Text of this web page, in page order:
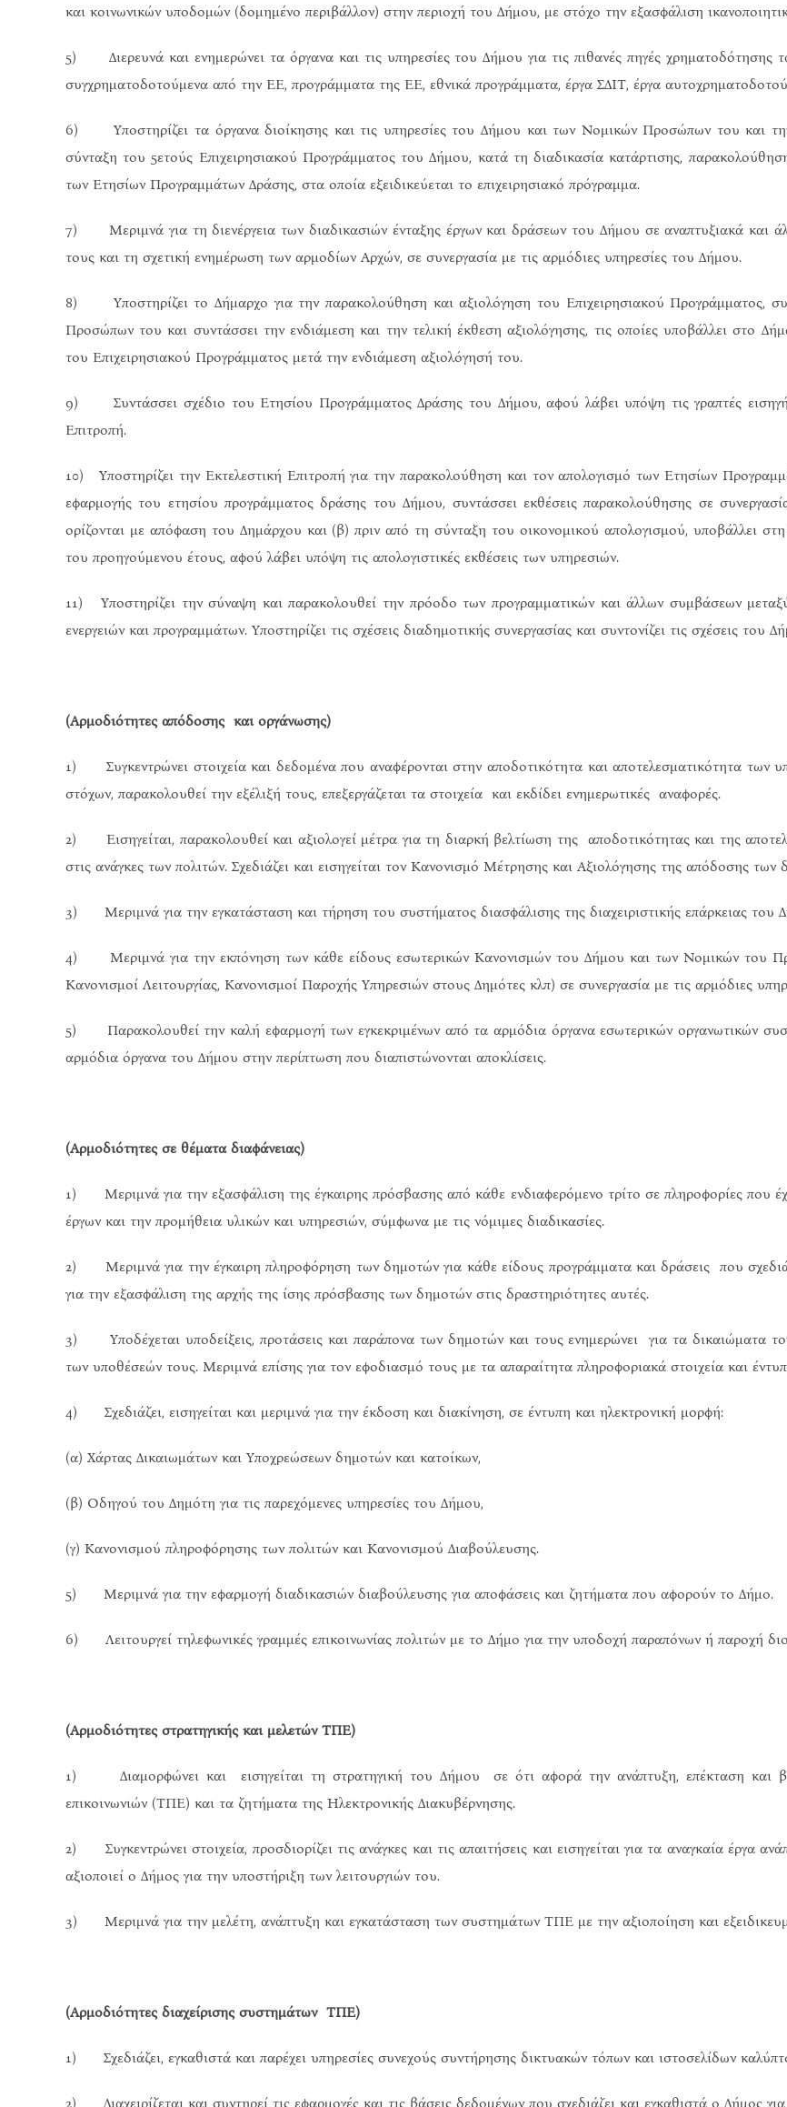
και κοινωνικών υποδομών (δομημένο περιβάλλον) στην περιοχή του Δήμου, με στόχο την εξασφάλιση
5) Διερευνά και ενημερώνει τα όργανα και τις υπηρεσίες του Δήμου για τις πιθανές πηγές
συγχρηματοδοτούμενα από την ΕΕ, προγράμματα της ΕΕ, εθνικά προγράμματα, έργα ΣΔΙΤ, έργα
6) Υποστηρίζει τα όργανα διοίκησης και τις υπηρεσίες του Δήμου και των Νομικών Προσώπων του και
σύνταξη του 5ετούς Επιχειρησιακού Προγράμματος του Δήμου, κατά τη διαδικασία κατάρτισης,
των Ετησίων Προγραμμάτων Δράσης, στα οποία εξειδικεύεται το επιχειρησιακό πρόγραμμα.
7) Μεριμνά για τη διενέργεια των διαδικασιών ένταξης έργων και δράσεων του Δήμου σε αναπτυξιακά και
τους και τη σχετική ενημέρωση των αρμοδίων Αρχών, σε συνεργασία με τις αρμόδιες υπηρεσίες του Δήμου.
8) Υποστηρίζει το Δήμαρχο για την παρακολούθηση και αξιολόγηση του Επιχειρησιακού Προγράμματος,
Προσώπων του και συντάσσει την ενδιάμεση και την τελική έκθεση αξιολόγησης, τις οποίες υποβάλλει στο
του Επιχειρησιακού Προγράμματος μετά την ενδιάμεση αξιολόγησή του.
9) Συντάσσει σχέδιο του Ετησίου Προγράμματος Δράσης του Δήμου, αφού λάβει υπόψη τις γραπτές
Επιτροπή.
10) Υποστηρίζει την Εκτελεστική Επιτροπή για την παρακολούθηση και τον απολογισμό των Ετησίων
εφαρμογής του ετησίου προγράμματος δράσης του Δήμου, συντάσσει εκθέσεις παρακολούθησης σε
ορίζονται με απόφαση του Δημάρχου και (β) πριν από τη σύνταξη του οικονομικού απολογισμού, υποβάλλει
του προηγούμενου έτους, αφού λάβει υπόψη τις απολογιστικές εκθέσεις των υπηρεσιών.
11) Υποστηρίζει την σύναψη και παρακολουθεί την πρόοδο των προγραμματικών και άλλων συμβάσεων
ενεργειών και προγραμμάτων. Υποστηρίζει τις σχέσεις διαδημοτικής συνεργασίας και συντονίζει τις σχέσεις του
(Αρμοδιότητες απόδοσης και οργάνωσης)
1) Συγκεντρώνει στοιχεία και δεδομένα που αναφέρονται στην αποδοτικότητα και αποτελεσματικότητα των
στόχων, παρακολουθεί την εξέλιξή τους, επεξεργάζεται τα στοιχεία και εκδίδει ενημερωτικές αναφορές.
2) Εισηγείται, παρακολουθεί και αξιολογεί μέτρα για τη διαρκή βελτίωση της αποδοτικότητας και της
στις ανάγκες των πολιτών. Σχεδιάζει και εισηγείται τον Κανονισμό Μέτρησης και Αξιολόγησης της απόδοσης
3) Μεριμνά για την εγκατάσταση και τήρηση του συστήματος διασφάλισης της διαχειριστικής επάρκειας του
4) Μεριμνά για την εκπόνηση των κάθε είδους εσωτερικών Κανονισμών του Δήμου και των Νομικών του
Κανονισμοί Λειτουργίας, Κανονισμοί Παροχής Υπηρεσιών στους Δημότες κλπ) σε συνεργασία με τις αρμόδιες
5) Παρακολουθεί την καλή εφαρμογή των εγκεκριμένων από τα αρμόδια όργανα εσωτερικών οργανωτικών
αρμόδια όργανα του Δήμου στην περίπτωση που διαπιστώνονται αποκλίσεις.
(Αρμοδιότητες σε θέματα διαφάνειας)
1) Μεριμνά για την εξασφάλιση της έγκαιρης πρόσβασης από κάθε ενδιαφερόμενο τρίτο σε πληροφορίες που
έργων και την προμήθεια υλικών και υπηρεσιών, σύμφωνα με τις νόμιμες διαδικασίες.
2) Μεριμνά για την έγκαιρη πληροφόρηση των δημοτών για κάθε είδους προγράμματα και δράσεις που
για την εξασφάλιση της αρχής της ίσης πρόσβασης των δημοτών στις δραστηριότητες αυτές.
3) Υποδέχεται υποδείξεις, προτάσεις και παράπονα των δημοτών και τους ενημερώνει για τα δικαιώματα
των υποθέσεών τους. Μεριμνά επίσης για τον εφοδιασμό τους με τα απαραίτητα πληροφοριακά στοιχεία και
4) Σχεδιάζει, εισηγείται και μεριμνά για την έκδοση και διακίνηση, σε έντυπη και ηλεκτρονική μορφή:
(α) Χάρτας Δικαιωμάτων και Υποχρεώσεων δημοτών και κατοίκων,
(β) Οδηγού του Δημότη για τις παρεχόμενες υπηρεσίες του Δήμου,
(γ) Κανονισμού πληροφόρησης των πολιτών και Κανονισμού Διαβούλευσης.
5) Μεριμνά για την εφαρμογή διαδικασιών διαβούλευσης για αποφάσεις και ζητήματα που αφορούν το Δήμο.
6) Λειτουργεί τηλεφωνικές γραμμές επικοινωνίας πολιτών με το Δήμο για την υποδοχή παραπόνων ή παροχή
(Αρμοδιότητες στρατηγικής και μελετών ΤΠΕ)
1) Διαμορφώνει και εισηγείται τη στρατηγική του Δήμου σε ότι αφορά την ανάπτυξη, επέκταση και
επικοινωνιών (ΤΠΕ) και τα ζητήματα της Ηλεκτρονικής Διακυβέρνησης.
2) Συγκεντρώνει στοιχεία, προσδιορίζει τις ανάγκες και τις απαιτήσεις και εισηγείται για τα αναγκαία έργα
αξιοποιεί ο Δήμος για την υποστήριξη των λειτουργιών του.
3) Μεριμνά για την μελέτη, ανάπτυξη και εγκατάσταση των συστημάτων ΤΠΕ με την αξιοποίηση και
(Αρμοδιότητες διαχείρισης συστημάτων ΤΠΕ)
1) Σχεδιάζει, εγκαθιστά και παρέχει υπηρεσίες συνεχούς συντήρησης δικτυακών τόπων και ιστοσελίδων
2) Διαχειρίζεται και συντηρεί τις εφαρμογές και τις βάσεις δεδομένων που σχεδιάζει και εγκαθιστά ο Δήμος